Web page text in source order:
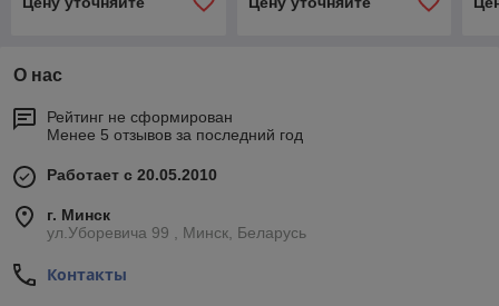
О нас
Рейтинг не сформирован
Менее 5 отзывов за последний год
Работает с 20.05.2010
г. Минск
ул.Уборевича 99 , Минск, Беларусь
Контакты